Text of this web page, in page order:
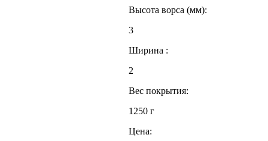
Высота ворса (мм):
3
Ширина :
2
Вес покрытия:
1250 г
Цена: